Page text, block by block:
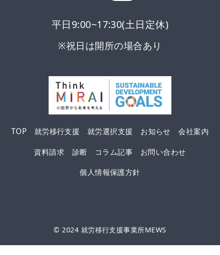
平日9:00~17:30(土日定休)
※祝日は開所の場合あり
TOP 就労移行支援 就労選択支援 お知らせ
会社案内
資料請求
診断 コラム記事
お問い合わせ
個人情報保護方針
© 2024 就労移行支援事業所MEWS